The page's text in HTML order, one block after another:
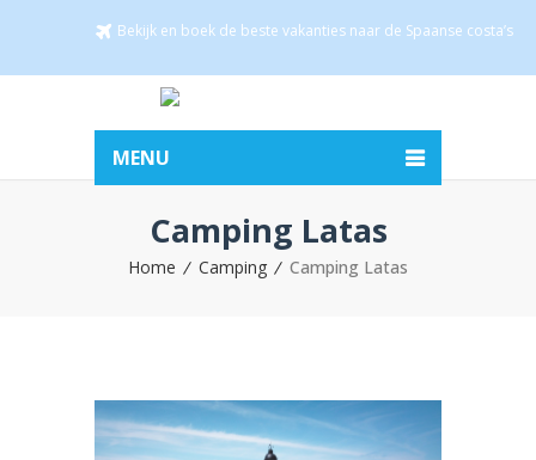
Bekijk en boek de beste vakanties naar de Spaanse costa’s
MENU
Camping Latas
Home Camping Camping Latas